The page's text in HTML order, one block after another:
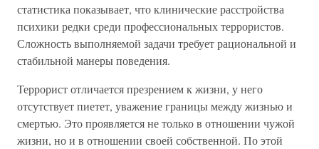
статистика показывает, что клинические расстройства
психики редки среди профессиональных террористов.
Сложность выполняемой задачи требует рациональной и
стабильной манеры поведения.
Террорист отличается презрением к жизни, у него
отсутствует пиетет, уважение границы между жизнью и
смертью. Это проявляется не только в отношении чужой
жизни, но и в отношении своей собственной. По этой